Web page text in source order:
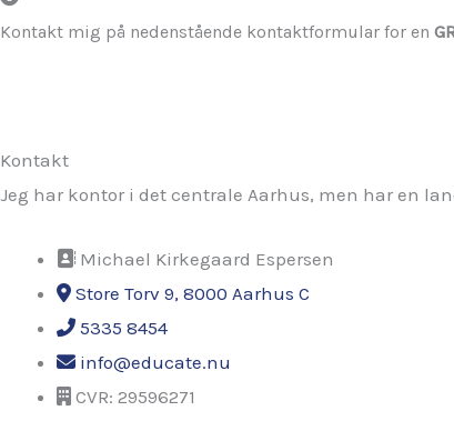
Kontakt mig på nedenstående kontaktformular for en
Kontakt
Jeg har kontor i det centrale Aarhus, men har en
Michael Kirkegaard Espersen
Store Torv 9, 8000 Aarhus C
5335 8454
info@educate.nu
CVR: 29596271